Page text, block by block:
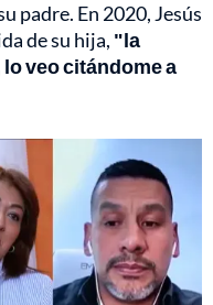
padre. En 2020, Jesús
de su hija, "la
lo veo citándome a